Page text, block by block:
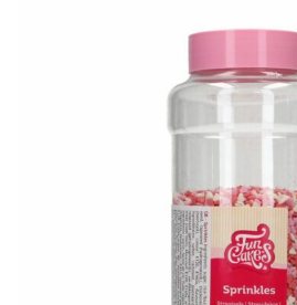
disse produkter have